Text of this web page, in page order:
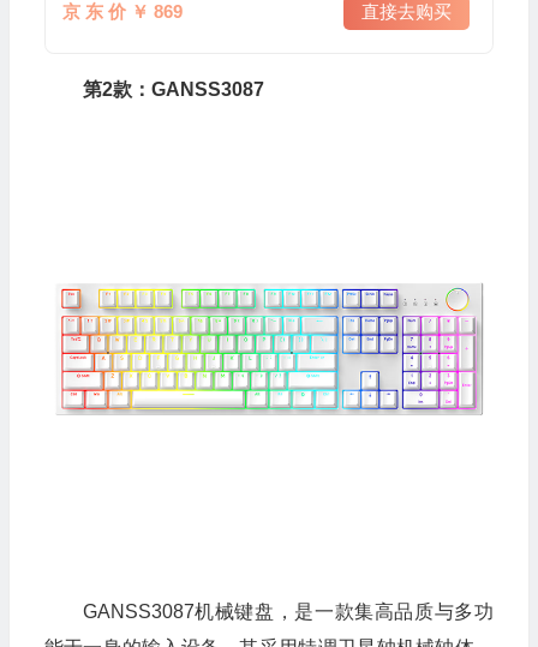
京 东 价 ￥ 869 直接去购买
第2款：GANSS3087
GANSS3087机械键盘，是一款集高品质与多功